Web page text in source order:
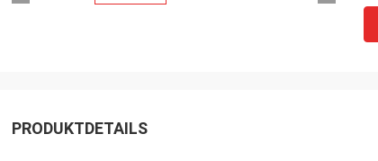
Produkt zum besten Preis!
PRODUKTDETAILS